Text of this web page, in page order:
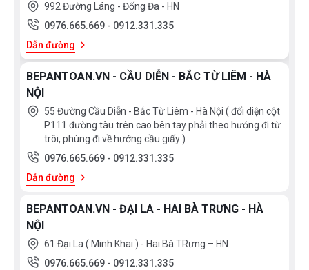
992 Đường Láng - Đống Đa - HN
0976.665.669 - 0912.331.335
Dẫn đường
BEPANTOAN.VN - CẦU DIỄN - BẮC TỪ LIÊM - HÀ
NỘI
55 Đường Cầu Diễn - Bắc Từ Liêm - Hà Nội ( đối diện cột
P111 đường tàu trên cao bên tay phải theo hướng đi từ
trôi, phùng đi về hướng cầu giấy )
0976.665.669 - 0912.331.335
Dẫn đường
BEPANTOAN.VN - ĐẠI LA - HAI BÀ TRƯNG - HÀ
NỘI
61 Đại La ( Minh Khai ) - Hai Bà TRưng – HN
0976.665.669 - 0912.331.335